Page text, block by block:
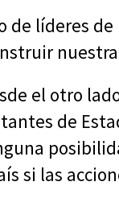
líderes de
el otro
de
si las